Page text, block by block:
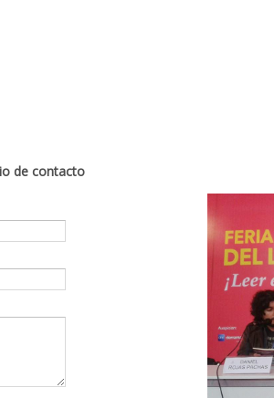
de contacto